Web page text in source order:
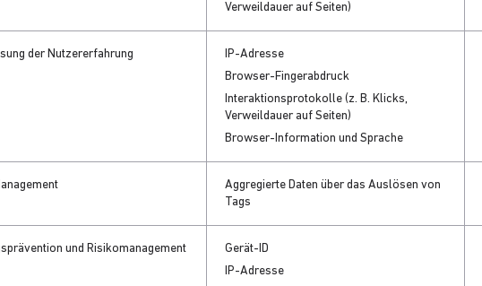
Verweildauer auf Seiten)
der Nutzererfahrung
IP-Adresse
Browser-Fingerabdruck
Interaktionsprotokolle (z. B. Klicks,
Verweildauer auf Seiten)
Browser-Information und Sprache
Aggregierte Daten über das Auslösen von
Tags
und Risikomanagement
Gerät-ID
IP-Adresse